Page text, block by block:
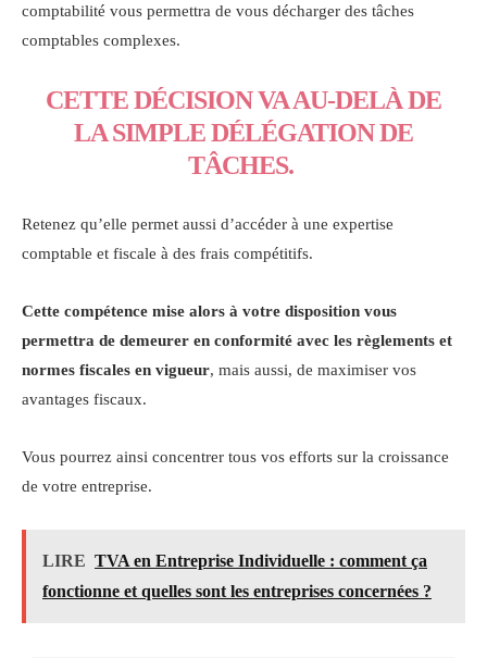
comptabilité vous permettra de vous décharger des tâches
comptables complexes.
CETTE DÉCISION VA AU-DELÀ DE
LA SIMPLE DÉLÉGATION DE
TÂCHES.
Retenez qu’elle permet aussi d’accéder à une expertise
comptable et fiscale à des frais compétitifs.
Cette compétence mise alors à votre disposition vous
permettra de demeurer en conformité avec les règlements et
normes fiscales en vigueur, mais aussi, de maximiser vos
avantages fiscaux.
Vous pourrez ainsi concentrer tous vos efforts sur la croissance
de votre entreprise.
LIRE TVA en Entreprise Individuelle : comment ça
fonctionne et quelles sont les entreprises concernées ?